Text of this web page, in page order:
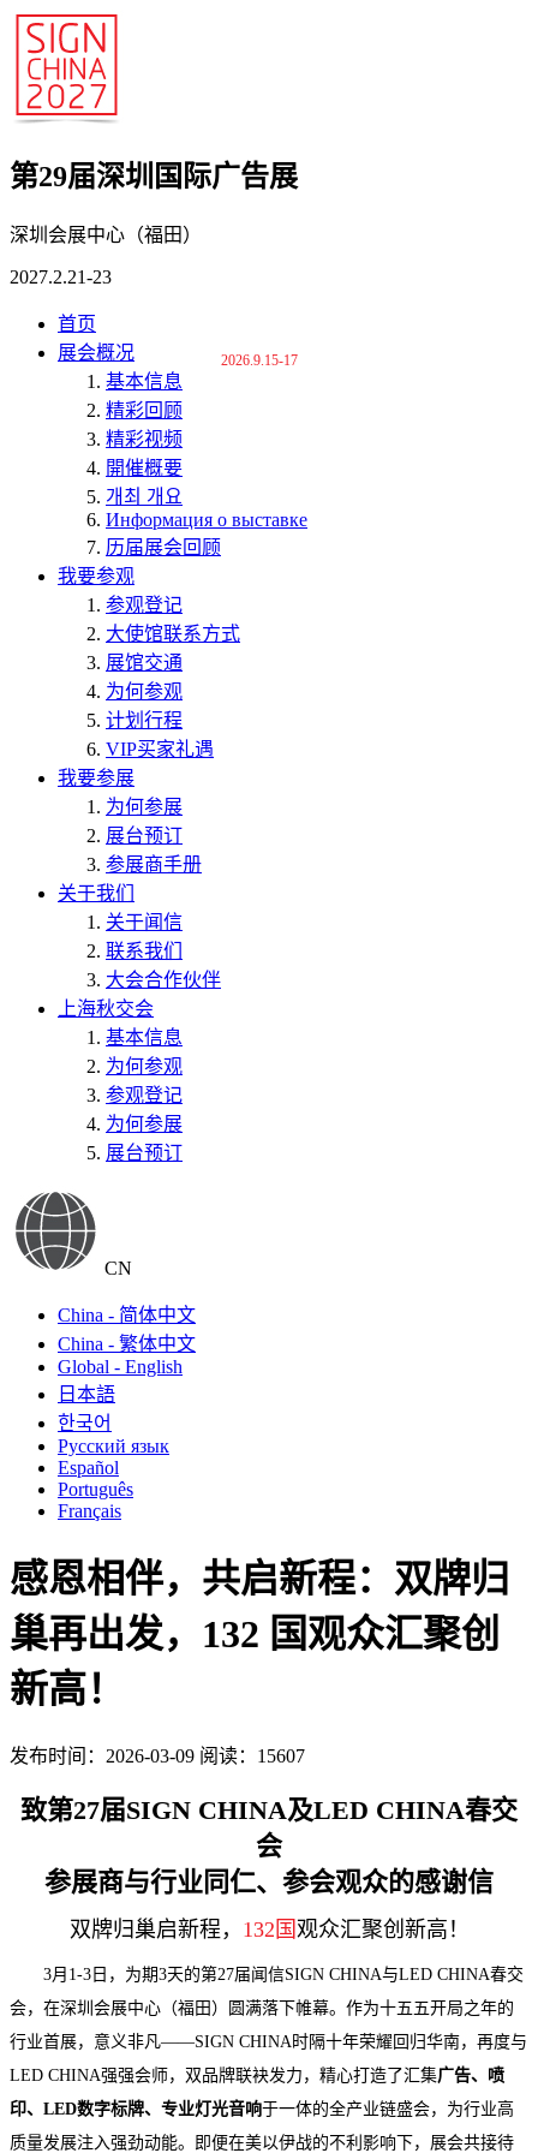
第29届深圳国际广告展
深圳会展中心（福田）
2027.2.21-23
首页
展会概况
基本信息
精彩回顾
精彩视频
開催概要
개최 개요
Информация о выставке
历届展会回顾
我要参观
参观登记
大使馆联系方式
展馆交通
为何参观
计划行程
VIP买家礼遇
我要参展
为何参展
展台预订
参展商手册
关于我们
关于闻信
联系我们
大会合作伙伴
上海秋交会
2026.9.15-17
基本信息
为何参观
参观登记
为何参展
展台预订
CN
China - 简体中文
China - 繁体中文
Global - English
日本語
한국어
Русский язык
Español
Português
Français
感恩相伴，共启新程：双牌归
巢再出发，132 国观众汇聚创
新高！
发布时间：2026-03-09 阅读：15607
致第27届SIGN CHINA及LED CHINA春交
会
参展商与行业同仁、参会观众的感谢信
双牌归巢启新程， 132国 观众汇聚创新高！
3月1-3日，为期3天的第27届闻信SIGN CHINA与LED CHINA春交
会，在深圳会展中心（福田）圆满落下帷幕。作为十五五开局之年的
行业首展，意义非凡——SIGN CHINA时隔十年荣耀回归华南，再度与
LED CHINA强强会师，双品牌联袂发力，精心打造了汇集广告、喷
印、LED数字标牌、专业灯光音响于一体的全产业链盛会，为行业高
质量发展注入强劲动能。即便在美以伊战的不利影响下，展会共接待